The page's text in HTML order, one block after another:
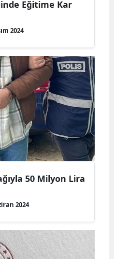
Eğitime Kar
2024
50 Milyon Lira
2024